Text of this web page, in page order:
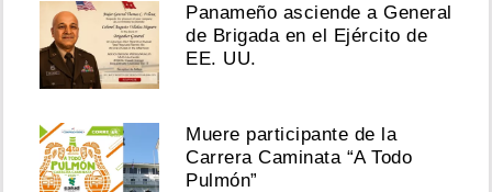
Panameño asciende a General
de Brigada en el Ejército de
EE. UU.
Muere participante de la
Carrera Caminata “A Todo
Pulmón”